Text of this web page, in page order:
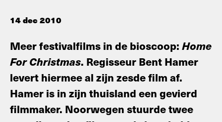
14 dec 2010
Meer festivalfilms in de bioscoop: Home
For Christmas. Regisseur Bent Hamer
levert hiermee al zijn zesde film af.
Hamer is in zijn thuisland een gevierd
filmmaker. Noorwegen stuurde twee